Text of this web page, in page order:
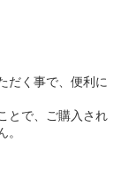
だく事で、便利に
とで、ご購入され
。